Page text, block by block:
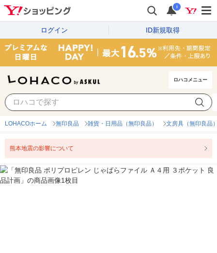
i
ログイン ID新規取得
ロハコメニュー
LOHACOホーム 無印良品 雑貨・日用品（無印良品） 文房具（無印良品
熊本地震の影響について